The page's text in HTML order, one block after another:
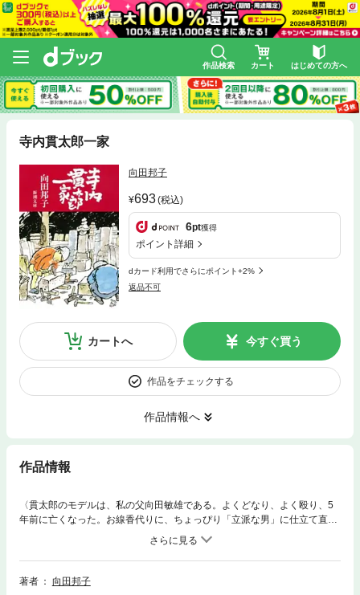
作品検索 カート はじめての方へ
寺内貫太郎一家
向田邦子
693(税込)
6pt獲得
ポイント詳細
dカード利用でさらにポイント+2%
返品不可
カートへ 今すぐ買う
作品をチェックする
作品情報へ
作品情報
〈貫太郎のモデルは、私の父向田敏雄である。よくどなり、よく殴り、5
年前に亡くなった。お線香代りに、ちょっぴり「立派な男」に仕立て直し
てお目にかけた……〉。口下手で怒りっぽいくせに涙もろい、日本の愛す
べき“お父さん”とその家族をユーモアとペーソスで捉え、きめ細かな筆致
で下町の人情を刻み、東京・谷中に暮す庶民の真情溢れる生活を描いた幻
の処女長編小説。
著者
向田邦子